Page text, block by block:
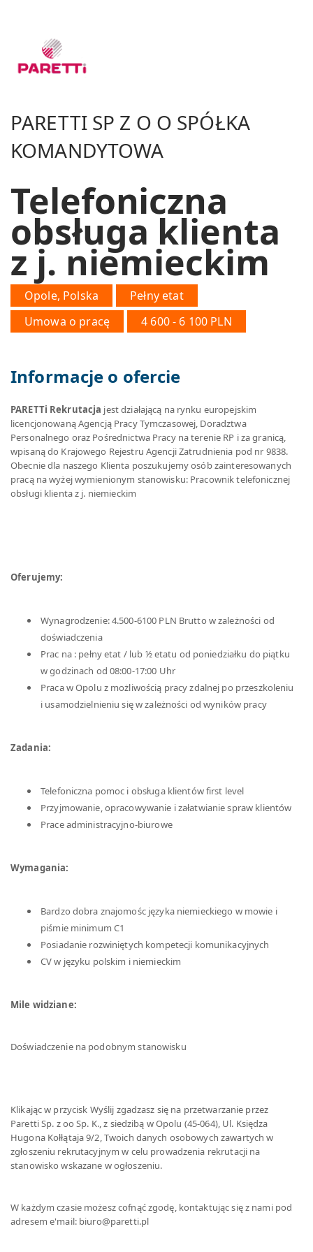
PARETTI SP Z O O SPÓŁKA
KOMANDYTOWA
Telefoniczna
obsługa klienta
z j. niemieckim
Opole, Polska
Pełny etat
Umowa o pracę
4 600 - 6 100 PLN
Informacje o ofercie
PARETTi Rekrutacja jest działającą na rynku europejskim
licencjonowaną Agencją Pracy Tymczasowej, Doradztwa
Personalnego oraz Pośrednictwa Pracy na terenie RP i za granicą,
wpisaną do Krajowego Rejestru Agencji Zatrudnienia pod nr 9838.
Obecnie dla naszego Klienta poszukujemy osób zainteresowanych
pracą na wyżej wymienionym stanowisku: Pracownik telefonicznej
obsługi klienta z j. niemieckim
Oferujemy:
Wynagrodzenie: 4.500-6100 PLN Brutto w zależności od
doświadczenia
Prac na : pełny etat / lub ½ etatu od poniedziałku do piątku
w godzinach od 08:00-17:00 Uhr
Praca w Opolu z możliwością pracy zdalnej po przeszkoleniu
i usamodzielnieniu się w zależności od wyników pracy
Zadania:
Telefoniczna pomoc i obsługa klientów first level
Przyjmowanie, opracowywanie i załatwianie spraw klientów
Prace administracyjno-biurowe
Wymagania:
Bardzo dobra znajomośc języka niemieckiego w mowie i
piśmie minimum C1
Posiadanie rozwiniętych kompetecji komunikacyjnych
CV w języku polskim i niemieckim
Mile widziane:
Doświadczenie na podobnym stanowisku
Klikając w przycisk Wyślij zgadzasz się na przetwarzanie przez
Paretti Sp. z oo Sp. K., z siedzibą w Opolu (45-064), Ul. Księdza
Hugona Kołłątaja 9/2, Twoich danych osobowych zawartych w
zgłoszeniu rekrutacyjnym w celu prowadzenia rekrutacji na
stanowisko wskazane w ogłoszeniu.
W każdym czasie możesz cofnąć zgodę, kontaktując się z nami pod
adresem e'mail: biuro@paretti.pl